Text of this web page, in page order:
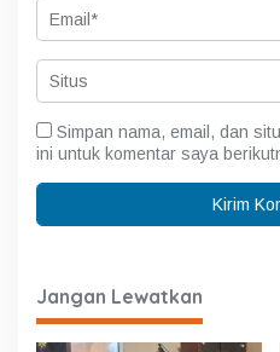
Simpan nama, email, dan
ini untuk komentar saya
Jangan Lewatkan